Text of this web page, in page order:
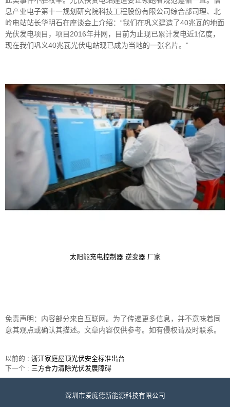
息产业电子第十一规划研究院科技工程股份有限公司综合部司理、北
岭电站站长华明石在座谈会上介绍：“我们在巩义建造了40兆瓦的地面
光伏发电项目，项目2016年并网，目前为止现已累计发电近1亿度，
现在我们巩义40兆瓦光伏电站现已成为当地的一张名片。”
太阳能充电控制器 逆变器 厂家
免责声明：内容部分来自互联网。为了传递更多信息，并不意味着同
意其观点或确认其描述。文章内容仅供参考。如有侵权请及时联系。
以前的 : 浙江家庭屋顶光伏安全标准出台
下一个 : 三方合力清除光伏发展障碍
深圳市爱庞德新能源科技有限公司